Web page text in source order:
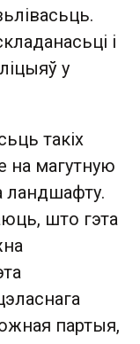
і
у
такіх
на магутную
ландшафту.
што гэта
партыя,